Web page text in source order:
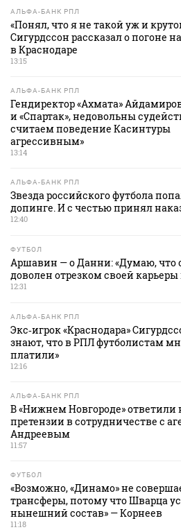
АЛЬФА-БАНК РПЛ
«Понял, что я не такой уж и
Сигурдссон рассказал о погоне
в Краснодаре
13:15
АЛЬФА-БАНК РПЛ
Гендиректор «Ахмата»
и «Спартак», недовольны
считаем поведение Касинтуры
агрессивным»
13:14
АЛЬФА-БАНК РПЛ
Звезда российского футбола
допинге. И с честью принял
12:40
ФУТБОЛ
Аршавин — о Данни: «Думаю, что
доволен отрезком своей карьеры
12:31
АЛЬФА-БАНК РПЛ
Экс‑игрок «Краснодара»
знают, что в РПЛ футболистам
платили»
12:16
АЛЬФА-БАНК РПЛ
В «Нижнем Новгороде» ответили
претензии в сотрудничестве с
Андреевым
11:57
ФУТБОЛ
«Возможно, «Динамо» не
трансферы, потому что Шварца
нынешний состав» — Корнеев
11:18